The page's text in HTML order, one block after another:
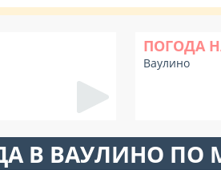
ПОГОДА
Ваулино
В ВАУЛИНО ПО